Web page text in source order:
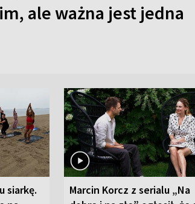
ale ważna jest jedna
siarkę.
Marcin Korcz z serialu „Na